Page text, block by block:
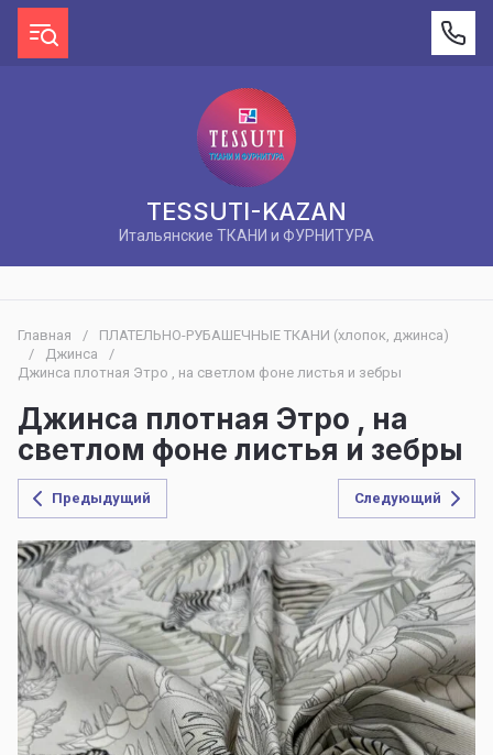
TESSUTI-KAZAN
Итальянские ТКАНИ и ФУРНИТУРА
Главная /
ПЛАТЕЛЬНО-РУБАШЕЧНЫЕ ТКАНИ (хлопок, джинса)
/
Джинса
/
Джинса плотная Этро , на светлом фоне листья и зебры
Джинса плотная Этро , на
светлом фоне листья и зебры
Предыдущий Следующий